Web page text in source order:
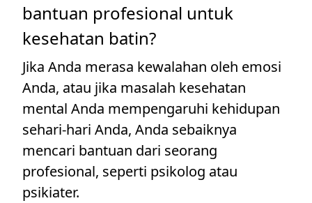
bantuan profesional untuk
kesehatan batin?
Jika Anda merasa kewalahan oleh emosi
Anda, atau jika masalah kesehatan
mental Anda mempengaruhi kehidupan
sehari-hari Anda, Anda sebaiknya
mencari bantuan dari seorang
profesional, seperti psikolog atau
psikiater.